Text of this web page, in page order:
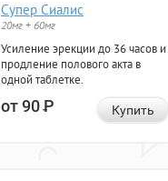
Супер Сиалис
20мг + 60мг
Усиление эрекции до 36 часов и
продление полового акта в
одной таблетке.
от 90Р Купить